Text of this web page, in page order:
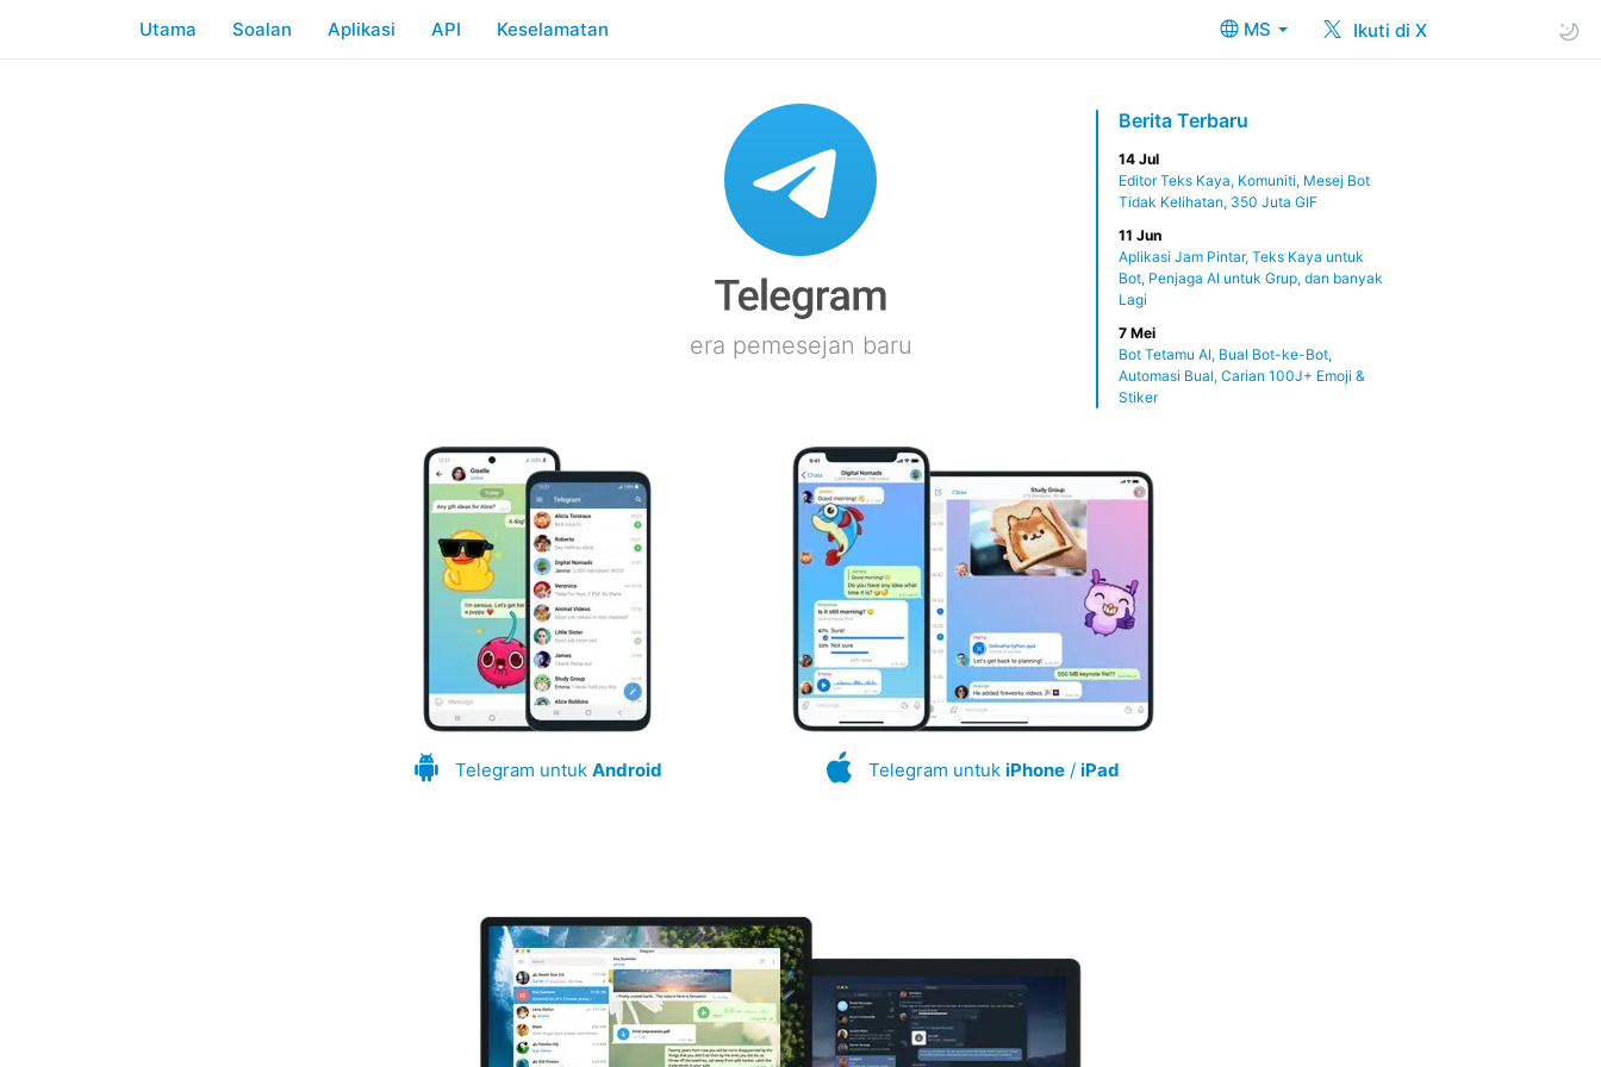
MS Ikuti di X
Utama Soalan Aplikasi API Keselamatan
Berita Terbaru
14 Jul
Editor Teks Kaya, Komuniti, Mesej Bot
Tidak Kelihatan, 350 Juta GIF
11 Jun
Aplikasi Jam Pintar, Teks Kaya untuk
Bot, Penjaga AI untuk Grup, dan banyak
Lagi
7 Mei
Bot Tetamu AI, Bual Bot-ke-Bot,
Automasi Bual, Carian 100J+ Emoji &
Stiker
era pemesejan baru
Telegram untuk Android Telegram untuk iPhone/ iPad